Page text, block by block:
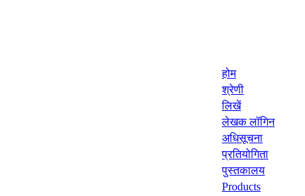
होम
श्रेणी
लिखें
लेखक लॉगिन
अधिसूचना
प्रतियोगिता
पुस्तकालय
Products